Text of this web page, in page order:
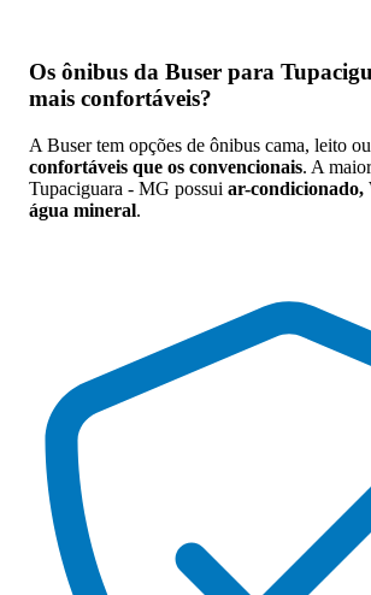
Os ônibus da Buser para
mais confortáveis?
A Buser tem opções de ônibus cama, leito
confortáveis que os convencionais. A
Tupaciguara - MG possui ar-condicionado,
água mineral.